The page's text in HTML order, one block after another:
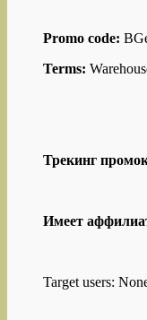
Promo code:
Terms:
Трекинг
Имеет
Target users: